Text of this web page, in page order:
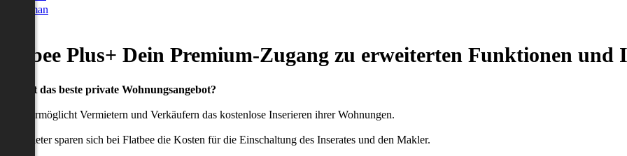
German
Plus+ Dein Premium-Zugang zu erweiterten Funktionen und
willst das beste private Wohnungsangebot?
ermöglicht Vermietern und Verkäufern das kostenlose Inserieren ihrer Wohnungen.
Anbieter sparen sich bei Flatbee die Kosten für die Einschaltung des Inserates und den Makler.